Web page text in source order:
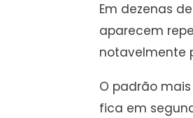
Em dezenas
aparecem
notavelmente
O padrão
fica em